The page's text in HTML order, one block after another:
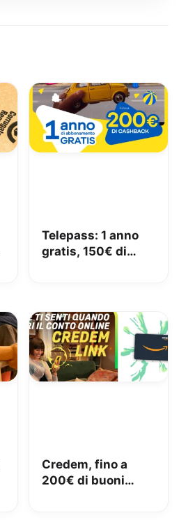
Telepass: 1 anno
gratis, 150€ di
Credem, fino a
200€ di buoni